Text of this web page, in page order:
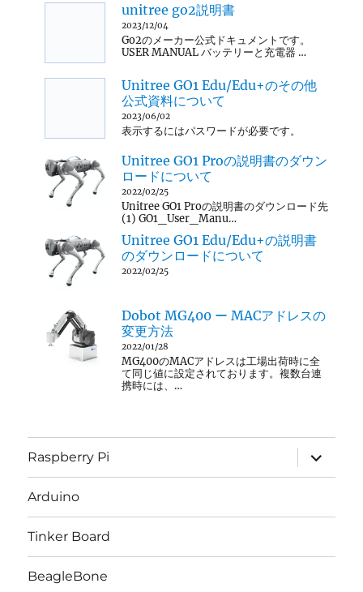
unitree go2説明書
2023/12/04
Go2のメーカー公式ドキュメントです。
USER MANUAL バッテリーと充電器 …
Unitree GO1 Edu/Edu+のその他
公式資料について
2023/06/02
表示するにはパスワードが必要です。
Unitree GO1 Proの説明書のダウン
ロードについて
2022/02/25
Unitree GO1 Proの説明書のダウンロード先
(1) GO1_User_Manu…
Unitree GO1 Edu/Edu+の説明書
のダウンロードについて
2022/02/25
Dobot MG400 ー MACアドレスの
変更方法
2022/01/28
MG400のMACアドレスは工場出荷時に全
て同じ値に設定されております。複数台連
携時には、…
Raspberry Pi
サ
ブ
メ
ー
開
Arduino
Tinker Board
BeagleBone